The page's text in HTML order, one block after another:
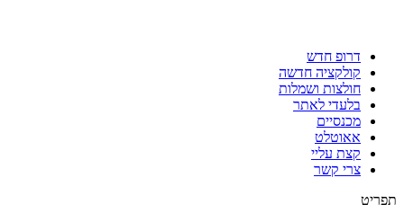
דרופ חדש
קולקציה חדשה
חולצות ושמלות
בלעדי לאתר
מכנסיים
אאוטלט
קצת עליי
צרי קשר
תפריט